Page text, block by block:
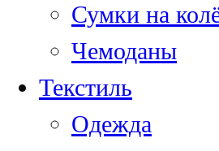
Сумки на
Чемоданы
Текстиль
Одежда